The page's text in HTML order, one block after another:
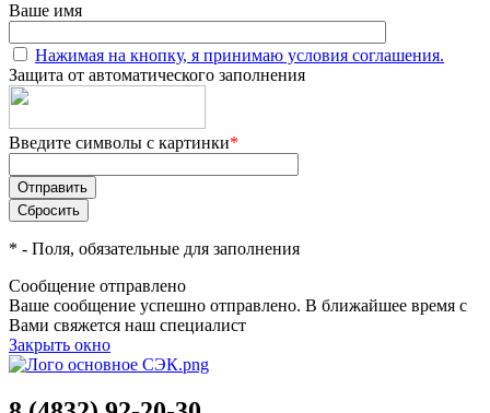
Ваше имя
Нажимая на кнопку, я принимаю условия соглашения.
Защита от автоматического заполнения
Введите символы с картинки*
* - Поля, обязательные для заполнения
Сообщение отправлено
Ваше сообщение успешно отправлено. В ближайшее время с
Вами свяжется наш специалист
Закрыть окно